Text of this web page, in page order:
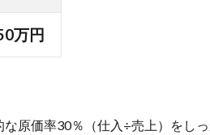
万円
原価率30％（仕入÷売上）をし